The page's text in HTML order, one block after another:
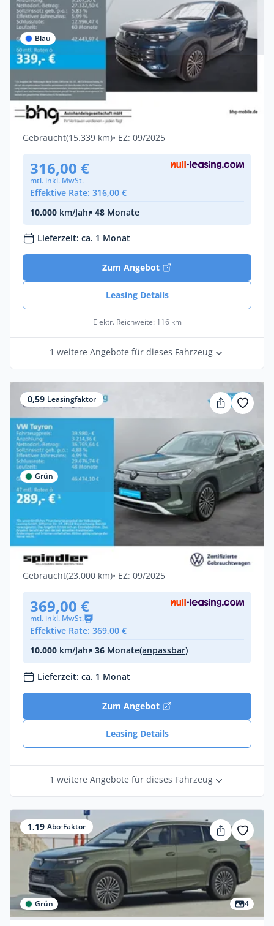
Blau
Privat & Gewerbe
Volkswagen Tayron 1.5 eHybrid DSG
ELEGANCE
Hybrid •Automatik •204 PS (150 kW)
Gebraucht(15.339 km)• EZ: 09/2025
316,00 €
mtl. inkl. MwSt.
Effektive Rate: 316,00 €
10.000 km/Jahr• 48 Monate
Lieferzeit: ca. 1 Monat
Zum Angebot
Leasing Details
Elektr. Reichweite: 116 km
1 weitere Angebote für dieses Fahrzeug
0,59 Leasingfaktor
Grün
Privat & Gewerbe
Volkswagen Tayron Life 2.0 TDI 4M DSG /
7-Sitze, HD-Matrix
Diesel •Automatik •
Gebraucht(23.000 km)• EZ: 09/2025
369,00 €
mtl. inkl. MwSt.
Effektive Rate: 369,00 €
10.000 km/Jahr• 36 Monate(anpassbar)
Lieferzeit: ca. 1 Monat
Zum Angebot
Leasing Details
1 weitere Angebote für dieses Fahrzeug
1,19 Abo-Faktor
Grün 4